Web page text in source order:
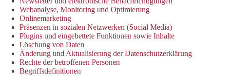
Webanalyse, Monitoring und Optimierung
Onlinemarketing
Präsenzen in sozialen Netzwerken (Social Media)
Plugins und eingebettete Funktionen sowie Inhalte
Löschung von Daten
Änderung und Aktualisierung der Datenschutzerklärung
Rechte der betroffenen Personen
Begriffsdefinitionen